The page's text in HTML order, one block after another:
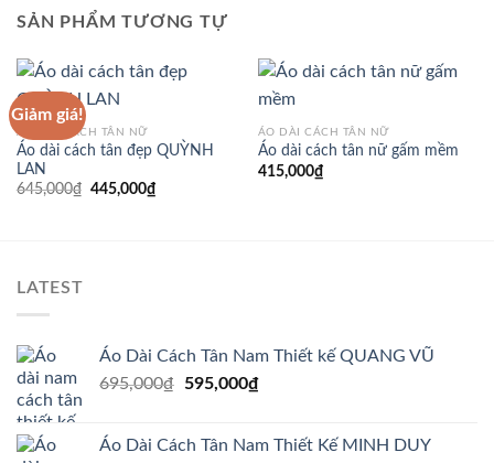
SẢN PHẨM TƯƠNG TỰ
Giảm giá!
ÁO DÀI CÁCH TÂN NỮ
Áo dài cách tân đẹp QUỲNH
LAN
645,000₫ Giá
445,000₫Giá
hiện
ÁO DÀI CÁCH TÂN NỮ
Áo dài cách tân nữ gấm mềm
415,000₫
LATEST
Áo Dài Cách Tân Nam Thiết kế QUANG VŨ
695,000₫
Giá
695,000₫.
595,000₫Giá
là:
Áo Dài Cách Tân Nam Thiết Kế MINH DUY